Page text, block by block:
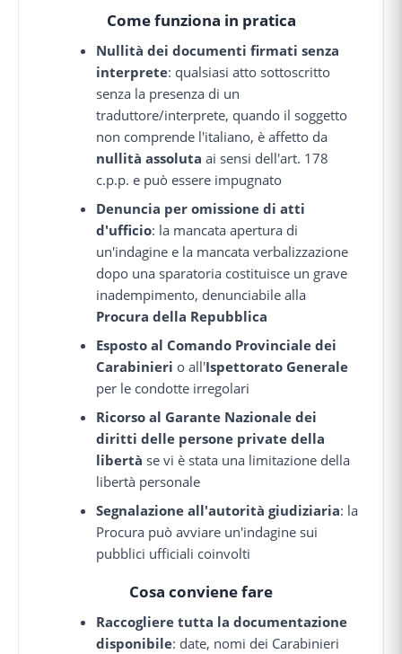
Come funziona in pratica
Nullità dei documenti firmati senza
interprete: qualsiasi atto sottoscritto
senza la presenza di un
traduttore/interprete, quando il soggetto
non comprende l'italiano, è affetto da
nullità assoluta ai sensi dell'art. 178
c.p.p. e può essere impugnato
Denuncia per omissione di atti
d'ufficio: la mancata apertura di
un'indagine e la mancata verbalizzazione
dopo una sparatoria costituisce un grave
inadempimento, denunciabile alla
Procura della Repubblica
Esposto al Comando Provinciale dei
Carabinieri o all'Ispettorato Generale
per le condotte irregolari
Ricorso al Garante Nazionale dei
diritti delle persone private della
libertà se vi è stata una limitazione della
libertà personale
Segnalazione all'autorità giudiziaria: la
Procura può avviare un'indagine sui
pubblici ufficiali coinvolti
Cosa conviene fare
Raccogliere tutta la documentazione
disponibile: date, nomi dei Carabinieri